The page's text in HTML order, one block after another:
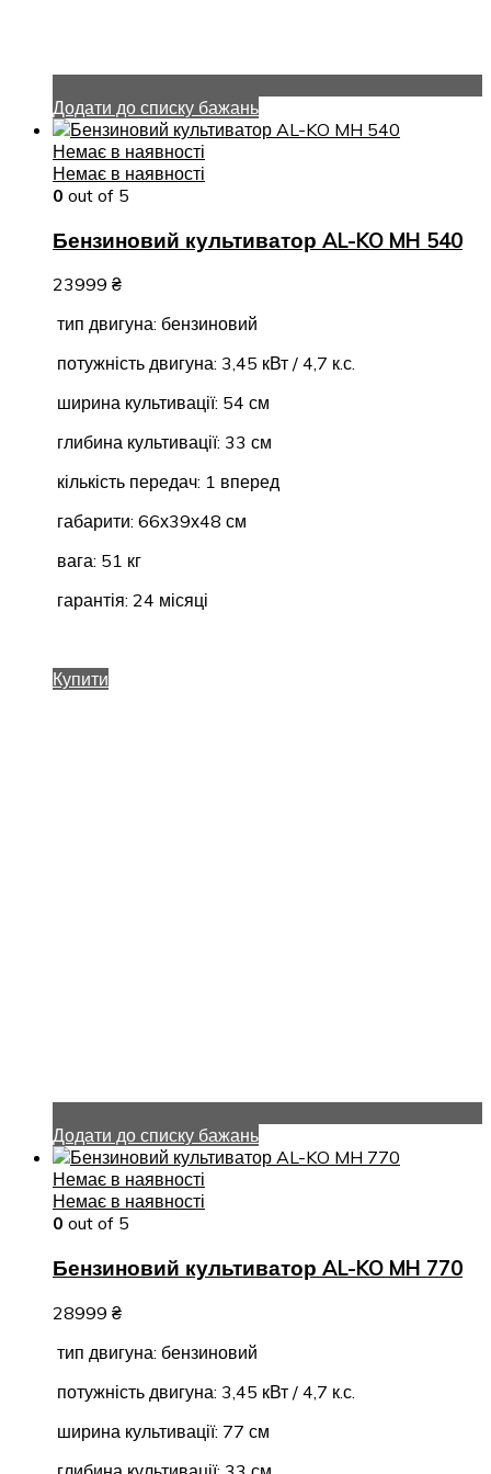
Додати до списку бажань
Немає в наявності
Немає в наявності
0 out of 5
Бензиновий культиватор AL-KO MH 540
23999 ₴
тип двигуна: бензиновий
потужність двигуна: 3,45 кВт / 4,7 к.с.
ширина культивації: 54 см
глибина культивації: 33 см
кількість передач: 1 вперед
габарити: 66х39х48 см
вага: 51 кг
гарантія: 24 місяці
Купити
Додати до списку бажань
Немає в наявності
Немає в наявності
0 out of 5
Бензиновий культиватор AL-KO MH 770
28999 ₴
тип двигуна: бензиновий
потужність двигуна: 3,45 кВт / 4,7 к.с.
ширина культивації: 77 см